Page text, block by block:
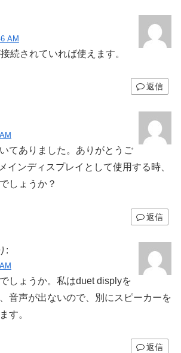
AM
続されていれば使えます。
返信
てありました。ありがとうご
インディスプレイとして使用する時、
しょうか？
返信
:
しょうか。私はduet displyを
音声が出ないので、別にスピーカーを
す。
返信